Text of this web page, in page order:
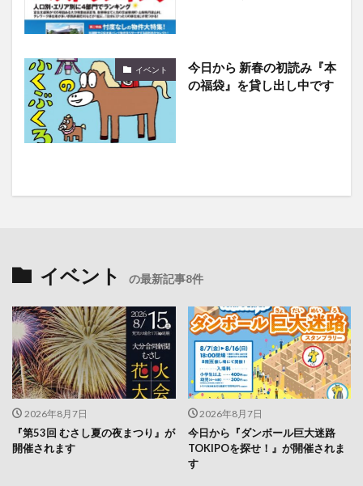
イベント
今日から 新春の初読み『本
の福袋』を貸し出し中です
イベント の最新記事8件
2026年8月7日
『第53回 むさし夏の夜まつり』が
開催されます
2026年8月7日
今日から『ダンボール巨大迷路
TOKIPOを探せ！』が開催されま
す